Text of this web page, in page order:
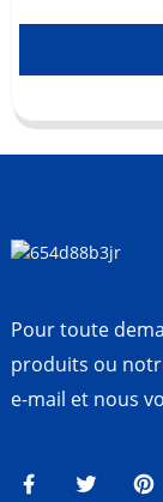
Pour toute
produits ou
e-mail et nous